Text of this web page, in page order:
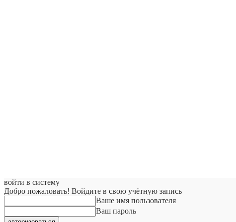
войти в систему
Добро пожаловать! Войдите в свою учётную запись
Ваше имя пользователя
Ваш пароль